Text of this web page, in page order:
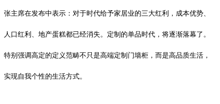
张主席在发布中表示：对于时代给予家居业的三大红利，成本优势、
人口红利、地产蛋糕都已经消失。定制的单品时代，将逐渐落幕了。
特别强调高定的定义范畴不只是高端定制门墙柜，而是高品质生活，
实现自我个性的生活方式。